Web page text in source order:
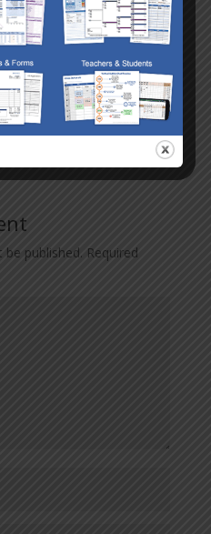
chuẩn của trị dự
với mỗi trị x trong hồi
published. Required